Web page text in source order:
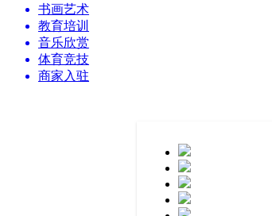
书画艺术
教育培训
音乐欣赏
体育竞技
商家入驻